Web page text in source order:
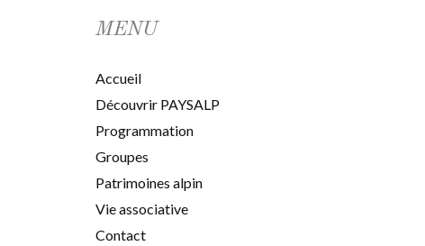
MENU
Accueil
Découvrir PAYSALP
Programmation
Groupes
Patrimoines alpin
Vie associative
Contact